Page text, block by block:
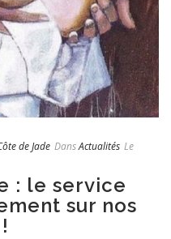
de Jade DansActualités Le
: le service
sur nos